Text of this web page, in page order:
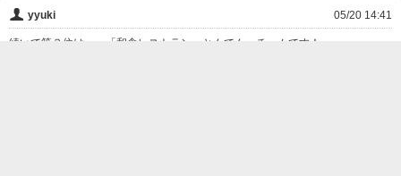
👤 yyuki 05/20 14:41
続いて第３位は・・「和食レストラン・とんでん」チームです！